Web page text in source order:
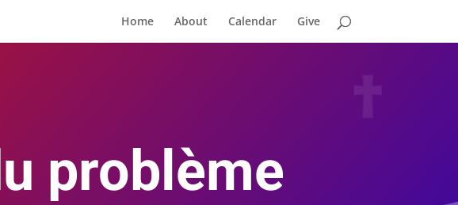
Home About Calendar Give
problème